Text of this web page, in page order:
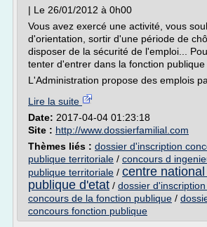
| Le 26/01/2012 à 0h00
Vous avez exercé une activité, vous
d'orientation, sortir d'une période de
disposer de la sécurité de l'emploi...
tenter d'entrer dans la fonction publique
L'Administration propose des emplois
Lire la suite
Date: 2017-04-04 01:23:18
Site : http://www.dossierfamilial.com
Thèmes liés : dossier d'inscription
publique territoriale / concours d
publique territoriale / centre
publique d'etat / dossier
concours de la fonction publique /
concours fonction publique